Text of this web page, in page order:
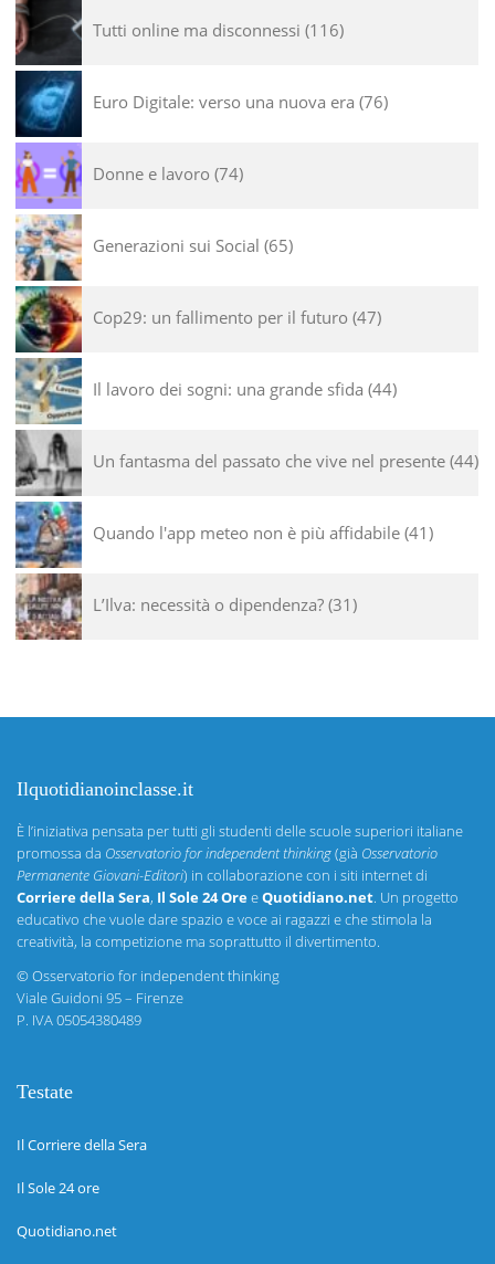
Tutti online ma disconnessi 116
Euro Digitale: verso una nuova era 76
Donne e lavoro 74
Generazioni sui Social 65
Cop29: un fallimento per il futuro 47
Il lavoro dei sogni: una grande sfida 44
Un fantasma del passato che vive nel presente 44
Quando l'app meteo non è più affidabile 41
L’Ilva: necessità o dipendenza? 31
Ilquotidianoinclasse.it
È l’iniziativa pensata per tutti gli studenti delle scuole superiori italiane
promossa da Osservatorio for independent thinking(già Osservatorio
Permanente Giovani-Editori) in collaborazione con i siti internet di
Corriere della Sera, Il Sole 24 OreeQuotidiano.net. Un progetto
educativo che vuole dare spazio e voce ai ragazzi e che stimola la
creatività, la competizione ma soprattutto il divertimento.
©Osservatorio for independent thinking
Viale Guidoni 95 – Firenze
P. IVA 05054380489
Testate
Il Corriere della Sera
Il Sole 24 ore
Quotidiano.net